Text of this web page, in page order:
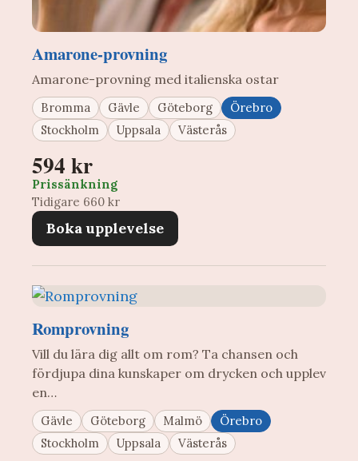
Amarone-provning
Amarone-provning med italienska ostar
Bromma Gävle Göteborg
Örebro
Stockholm
Uppsala Västerås
594 kr
Prissänkning
Tidigare 660 kr
Boka upplevelse
Romprovning
Vill du lära dig allt om rom? Ta chansen och
fördjupa dina kunskaper om drycken och upplev
en…
Gävle Göteborg Malmö
Örebro
Stockholm
Uppsala Västerås